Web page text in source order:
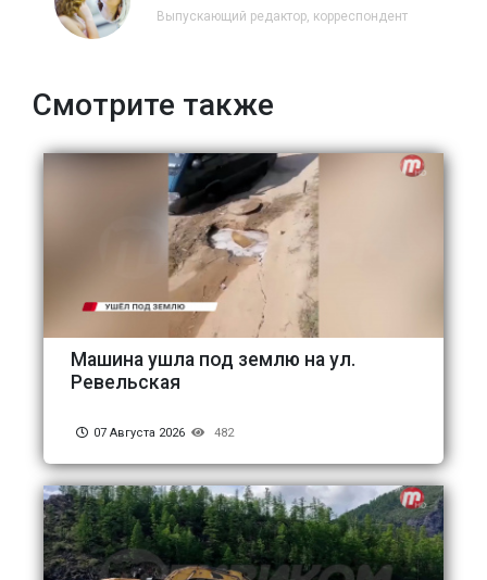
Выпускающий редактор, корреспондент
Смотрите также
Машина ушла под землю на ул.
Ревельская
07 Августа 2026 482